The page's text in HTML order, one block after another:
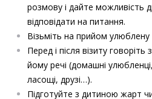
розмову і дайте можливість
відповідати на питання.
Візьміть на прийом улюблену
Перед і після візиту
йому речі (домашні
ласощі, друзі…).
Підготуйте з дитиною жарт